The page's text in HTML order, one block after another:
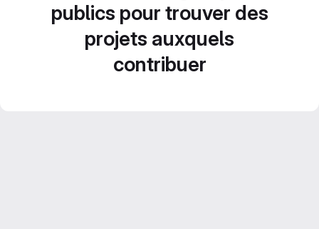
publics pour trouver des
projets auxquels
contribuer